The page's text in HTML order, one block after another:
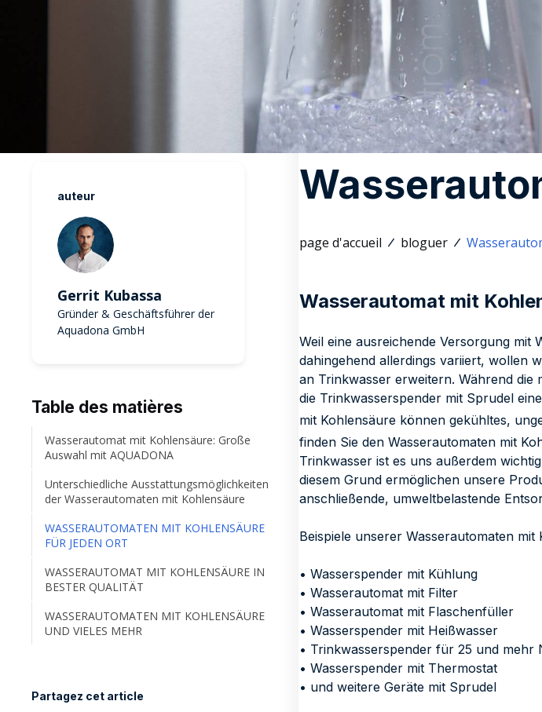
auteur
Gerrit Kubassa
Gründer & Geschäftsführer der
Aquadona GmbH
Table des matières
Wasserautomat mit Kohlensäure: Große
Auswahl mit AQUADONA
Unterschiedliche Ausstattungsmöglichkeiten
der Wasserautomaten mit Kohlensäure
WASSERAUTOMATEN MIT KOHLENSÄURE
FÜR JEDEN ORT
WASSERAUTOMAT MIT KOHLENSÄURE IN
BESTER QUALITÄT
WASSERAUTOMATEN MIT KOHLENSÄURE
UND VIELES MEHR
Partagez cet article
page d'accueil bloguer
Wasserautomat mit
Weil eine ausreichende Versorgung mit
dahingehend allerdings variiert, wollen
an Trinkwasser erweitern. Während die
die Trinkwasserspender mit Sprudel
mit Kohlensäure können gekühltes,
finden Sie den Wasserautomaten mit
Trinkwasser ist es uns außerdem
diesem Grund ermöglichen unsere
anschließende, umweltbelastende
Beispiele unserer Wasserautomaten
• Wasserspender mit Kühlung
• Wasserautomat mit Filter
• Wasserautomat mit Flaschenfüller
• Wasserspender mit Heißwasser
• Trinkwasserspender für 25 und mehr
• Wasserspender mit Thermostat
• und weitere Geräte mit Sprudel